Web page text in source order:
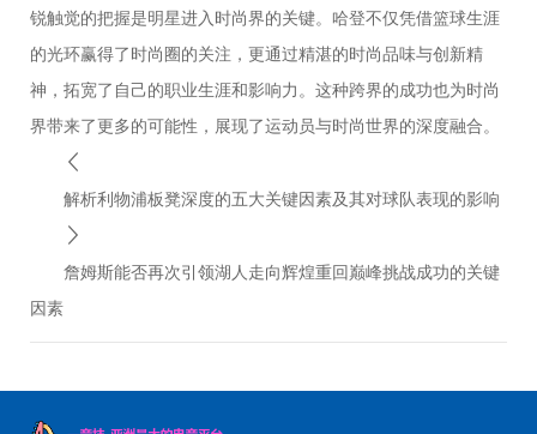
锐触觉的把握是明星进入时尚界的关键。哈登不仅凭借篮球生涯
的光环赢得了时尚圈的关注，更通过精湛的时尚品味与创新精
神，拓宽了自己的职业生涯和影响力。这种跨界的成功也为时尚
界带来了更多的可能性，展现了运动员与时尚世界的深度融合。
解析利物浦板凳深度的五大关键因素及其对球队表现的影响
詹姆斯能否再次引领湖人走向辉煌重回巅峰挑战成功的关键
因素